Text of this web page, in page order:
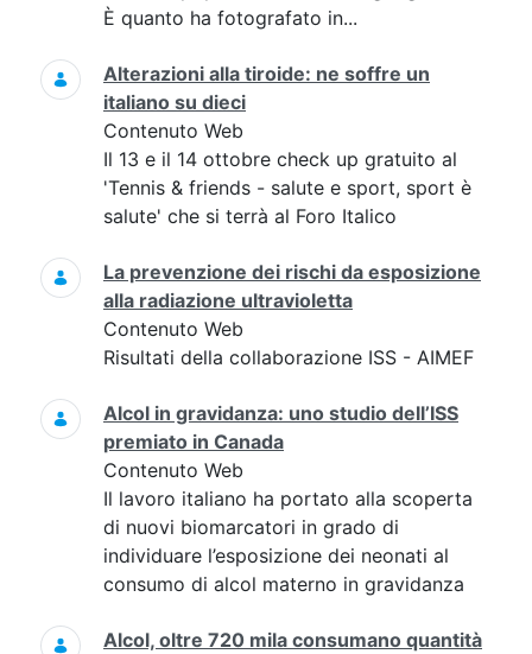
È quanto ha fotografato in...
Alterazioni alla tiroide: ne soffre un
italiano su dieci
Contenuto Web
Il 13 e il 14 ottobre check up gratuito al
'Tennis & friends - salute e sport, sport è
salute' che si terrà al Foro Italico
La prevenzione dei rischi da esposizione
alla radiazione ultravioletta
Contenuto Web
Risultati della collaborazione ISS - AIMEF
Alcol in gravidanza: uno studio dell’ISS
premiato in Canada
Contenuto Web
Il lavoro italiano ha portato alla scoperta
di nuovi biomarcatori in grado di
individuare l’esposizione dei neonati al
consumo di alcol materno in gravidanza
Alcol, oltre 720 mila consumano quantità